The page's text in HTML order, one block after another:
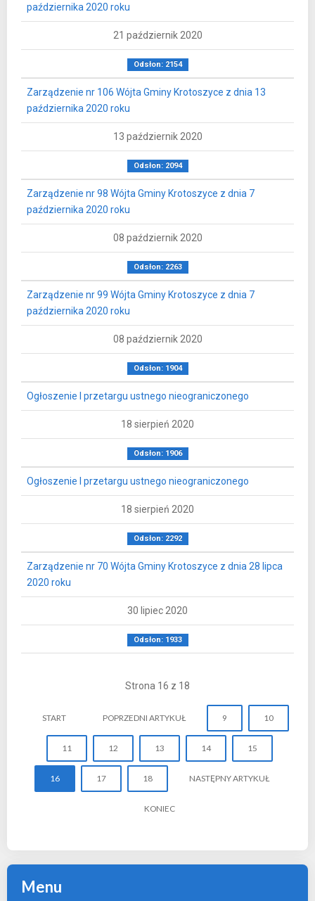
października 2020 roku
21 październik 2020
Odsłon: 2154
Zarządzenie nr 106 Wójta Gminy Krotoszyce z dnia 13
października 2020 roku
13 październik 2020
Odsłon: 2094
Zarządzenie nr 98 Wójta Gminy Krotoszyce z dnia 7
października 2020 roku
08 październik 2020
Odsłon: 2263
Zarządzenie nr 99 Wójta Gminy Krotoszyce z dnia 7
października 2020 roku
08 październik 2020
Odsłon: 1904
Ogłoszenie I przetargu ustnego nieograniczonego
18 sierpień 2020
Odsłon: 1906
Ogłoszenie I przetargu ustnego nieograniczonego
18 sierpień 2020
Odsłon: 2292
Zarządzenie nr 70 Wójta Gminy Krotoszyce z dnia 28 lipca
2020 roku
30 lipiec 2020
Odsłon: 1933
Strona 16 z 18
START POPRZEDNI ARTYKUŁ 9 10
11 12 13 14 15
16 17 18 NASTĘPNY ARTYKUŁ
KONIEC
Menu